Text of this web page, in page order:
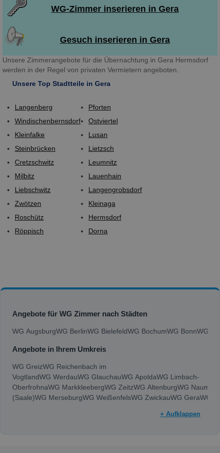
WG-Zimmer inserieren in Gera
Gesuch inserieren in Gera
Unsere Zimmerangebote für die Übernachtung in Gera Hermsdorf
werden in der Regel von privaten Vermietern angeboten.
Unsere Top Stadtteile in Gera
Langenberg
Windischenbernsdorf
Kleinfalke
Steinbrücken
Cretzschwitz
Milbitz
Liebschwitz
Zwötzen
Roschütz
Röppisch
Pforten
Ostviertel
Lusan
Lietzsch
Leumnitz
Lauenhain
Langengrobsdorf
Kleinaga
Hermsdorf
Dorna
Angebote für WG Zimmer nach Städten
WG AugsburgWG BerlinWG BielefeldWG BochumWG BonnWG
Angebote in Ihrem Umkreis
WG GreizWG Reichenbach im
VogtlandWG WerdauWG GlauchauWG ApoldaWG Limbach-
OberfrohnaWG MarkkleebergWG ZeitzWG AltenburgWG
(Saale)WG MerseburgWG WeißenfelsWG ZwickauWG GeraWG
+ Aufklappen